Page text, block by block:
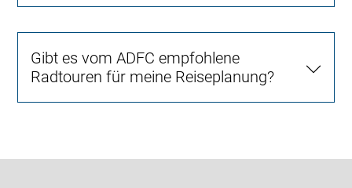
Gibt es vom ADFC empfohlene
Radtouren für meine Reiseplanung?